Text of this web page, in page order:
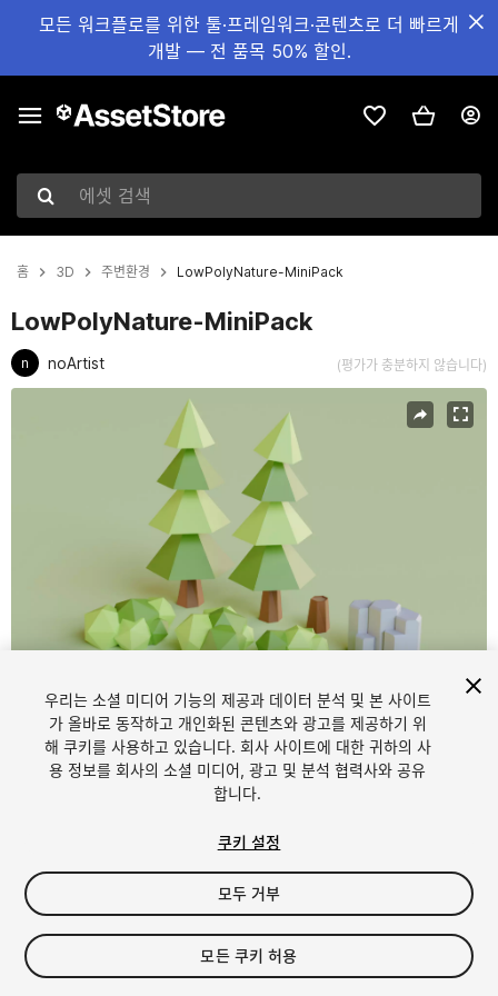
모든 워크플로를 위한 툴·프레임워크·콘텐츠로 더 빠르게
개발 — 전 품목 50% 할인.
에셋 검색
홈 3D 주변환경 LowPolyNature-MiniPack
LowPolyNature-MiniPack
n noArtist (평가가 충분하지 않습니다)
FREE
14viewsin the past week
우리는 소셜 미디어 기능의 제공과 데이터 분석 및 본 사이트
가 올바로 동작하고 개인화된 콘텐츠와 광고를 제공하기 위
해 쿠키를 사용하고 있습니다. 회사 사이트에 대한 귀하의 사
용 정보를 회사의 소셜 미디어, 광고 및 분석 협력사와 공유
합니다.
쿠키 설정
모두 거부
모든 쿠키 허용